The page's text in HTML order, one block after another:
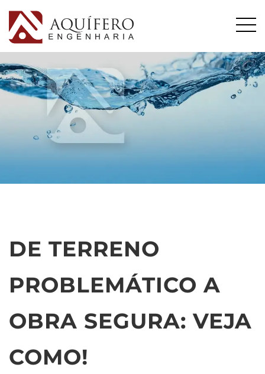
DE TERRENO
PROBLEMÁTICO A
OBRA SEGURA: VEJA
COMO!